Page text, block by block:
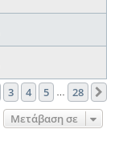
από 28
3 4 5 28
Μετάβαση σε